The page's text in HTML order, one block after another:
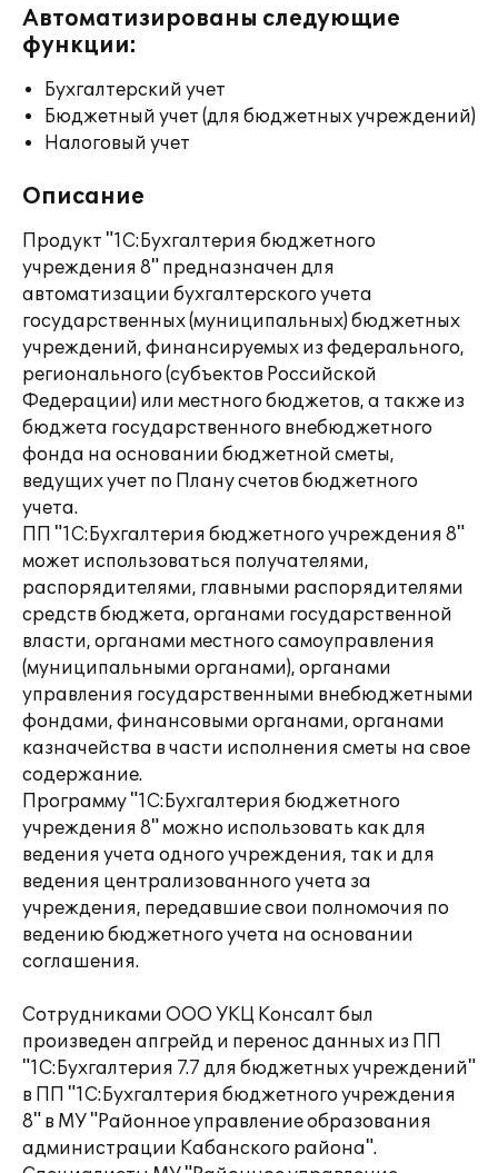
Автоматизированы следующие
функции:
Бухгалтерский учет
Бюджетный учет (для бюджетных учреждений)
Налоговый учет
Описание
Продукт "1С:Бухгалтерия бюджетного
учреждения 8" предназначен для
автоматизации бухгалтерского учета
государственных (муниципальных) бюджетных
учреждений, финансируемых из федерального,
регионального (субъектов Российской
Федерации) или местного бюджетов, а также из
бюджета государственного внебюджетного
фонда на основании бюджетной сметы,
ведущих учет по Плану счетов бюджетного
учета.
ПП "1С:Бухгалтерия бюджетного учреждения 8"
может использоваться получателями,
распорядителями, главными распорядителями
средств бюджета, органами государственной
власти, органами местного самоуправления
(муниципальными органами), органами
управления государственными внебюджетными
фондами, финансовыми органами, органами
казначейства в части исполнения сметы на свое
содержание.
Программу "1С:Бухгалтерия бюджетного
учреждения 8" можно использовать как для
ведения учета одного учреждения, так и для
ведения централизованного учета за
учреждения, передавшие свои полномочия по
ведению бюджетного учета на основании
соглашения.
Сотрудниками ООО УКЦ Консалт был
произведен апгрейд и перенос данных из ПП
"1С:Бухгалтерия 7.7 для бюджетных учреждений"
в ПП "1С:Бухгалтерия бюджетного учреждения
8" в МУ "Районное управление образования
администрации Кабанского района".